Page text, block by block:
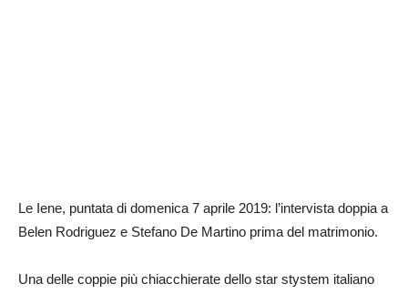
Le Iene, puntata di domenica 7 aprile 2019: l’intervista doppia a
Belen Rodriguez e Stefano De Martino prima del matrimonio.
Una delle coppie più chiacchierate dello star stystem italiano